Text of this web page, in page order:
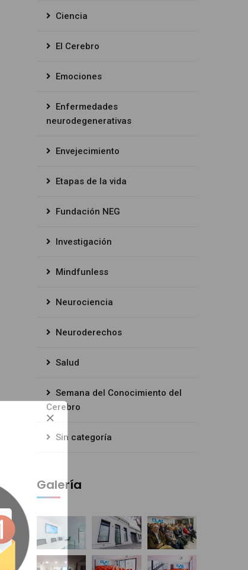
Ciencia
El Cerebro
Emociones
Enfermedades
neurodegenerativas
Envejecimiento
Etapas de la vida
Fundación NEG
Investigación
Mindfunless
Neurociencia
Neuroderechos
Salud
Semana del Conocimiento del
Cerebro
Sin categoría
Galería